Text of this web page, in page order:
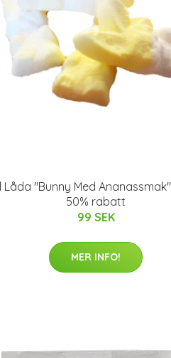
Låda "Bunny Med
50% rabatt
99 SEK
MER INFO!